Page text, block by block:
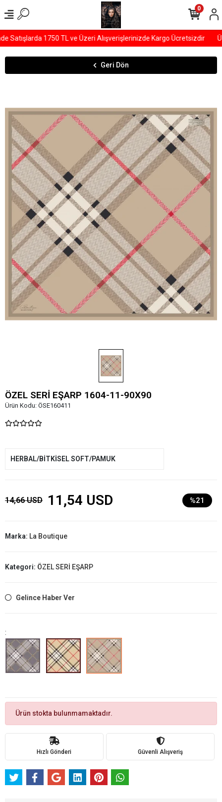
1750 TL ve Üzeri Alışverişlerinizde Kargo Ücretsizdir
0
Geri Dön
ÖZEL SERİ EŞARP 1604-11-90X90
Ürün Kodu: ÖSE160411
HERBAL/BİTKİSEL SOFT/PAMUK
14,66 USD 11,54 USD %21
Marka: La Boutique
Kategori: ÖZEL SERİ EŞARP
Gelince Haber Ver
:
Ürün stokta bulunmamaktadır.
Hızlı Gönderi Güvenli Alışveriş